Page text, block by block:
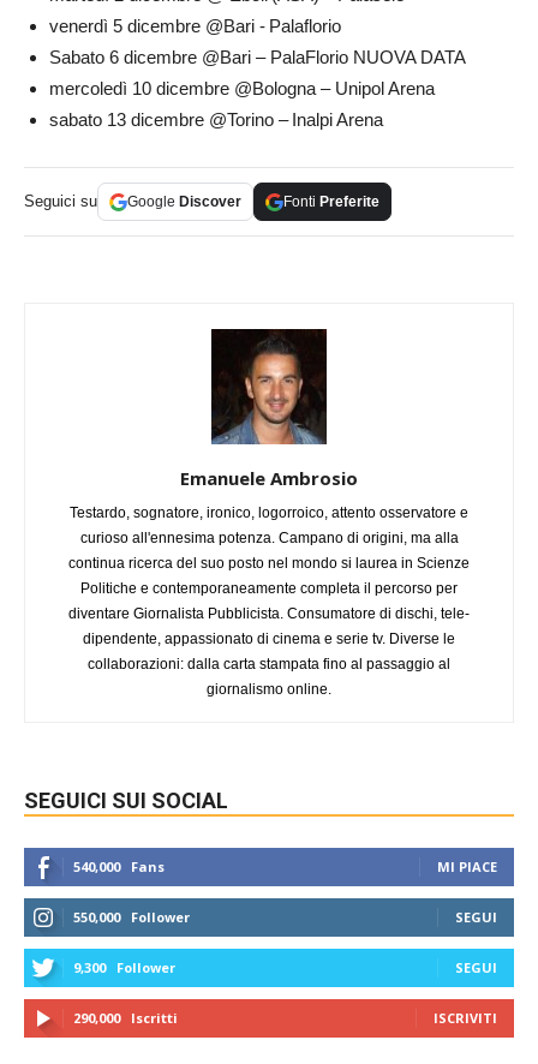
venerdì 5 dicembre @Bari - Palaflorio
Sabato 6 dicembre @Bari – PalaFlorio NUOVA DATA
mercoledì 10 dicembre @Bologna – Unipol Arena
sabato 13 dicembre @Torino – Inalpi Arena
Seguici su Google Discover Fonti Preferite
Emanuele Ambrosio
Testardo, sognatore, ironico, logorroico, attento osservatore e
curioso all'ennesima potenza. Campano di origini, ma alla
continua ricerca del suo posto nel mondo si laurea in Scienze
Politiche e contemporaneamente completa il percorso per
diventare Giornalista Pubblicista. Consumatore di dischi, tele-
dipendente, appassionato di cinema e serie tv. Diverse le
collaborazioni: dalla carta stampata fino al passaggio al
giornalismo online.
SEGUICI SUI SOCIAL
540,000 Fans MI PIACE
550,000 Follower SEGUI
9,300 Follower SEGUI
290,000 Iscritti ISCRIVITI